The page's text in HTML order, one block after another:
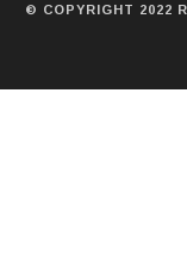
© COPYRIGHT 2022